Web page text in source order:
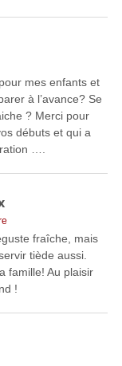
mes enfants et
à l’avance? Se
? Merci pour
débuts et qui a
….
fraîche, mais
tiède aussi.
famille! Au plaisir
!